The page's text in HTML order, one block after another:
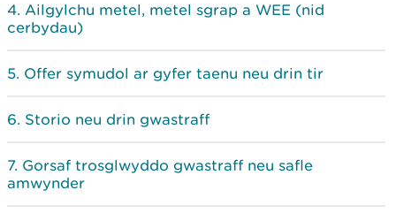
Ailgylchu metel, metel sgrap a WEE (nid
cerbydau)
Offer symudol ar gyfer taenu neu drin tir
Storio neu drin gwastraff
Gorsaf trosglwyddo gwastraff neu safle
amwynder